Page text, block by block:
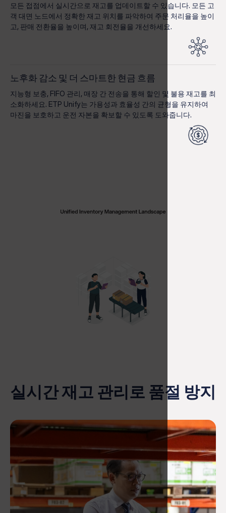
모든 접점에서 실시간으로 재고를 업데이트할 수 있습니다. 모든 고
객 대면 노드에서 정확한 재고 위치를 파악하여 주문 처리율을 높이
고, 판매 전환율을 높이며, 재고 회전율을 개선하세요.
노후화 감소 및 더 스마트한 현금 흐름
지능형 보충, FIFO 관리, 매장 간 전송을 통해 할인 및 불용 재고를 최
소화하세요. ETP Unify는 가용성과 효율성 간의 균형을 유지하여
마진을 보호하고 운전 자본을 확보할 수 있도록 도와줍니다.
실시간 재고 관리로 품절 방지